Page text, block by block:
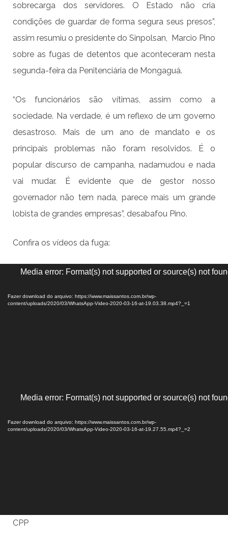
sobrecarga dos servidores. O Estado não cria
condições de guardar de forma segura seus presos”,
assim resumiu o presidente do Sinpolsan, Marcio Pino
sobre as fugas de detentos que aconteceram nesta
segunda-feira da Penitenciária de Mongaguá.
“Os funcionários são vítimas, assim como a
sociedade. Na verdade, é um reflexo de um governo
desastroso. Mais de um ano de mandato e os
principais problemas não foram resolvidos. É o
popular discurso de campanha, nadamudou e nada
vai mudar. É evidente que de gestor nosso
governador não tem nada, parece mais um grande
lobista de grandes empresas”, desabafou Pino.
Confira os vídeos da fuga:
TocadorMedia error: Format(s) not supported or source(s) not
Fazer download do arquivo: https://www.maissantos.com.br/wp-
content/uploads/2020/03/WhatsApp-Video-2020-03-16-at-19.03.38.mp4?_=1
TocadorMedia error: Format(s) not supported or source(s) not
Fazer download do arquivo: https://www.maissantos.com.br/wp-
content/uploads/2020/03/WhatsApp-Video-2020-03-16-at-19.27.55.mp4?_=2
CPP